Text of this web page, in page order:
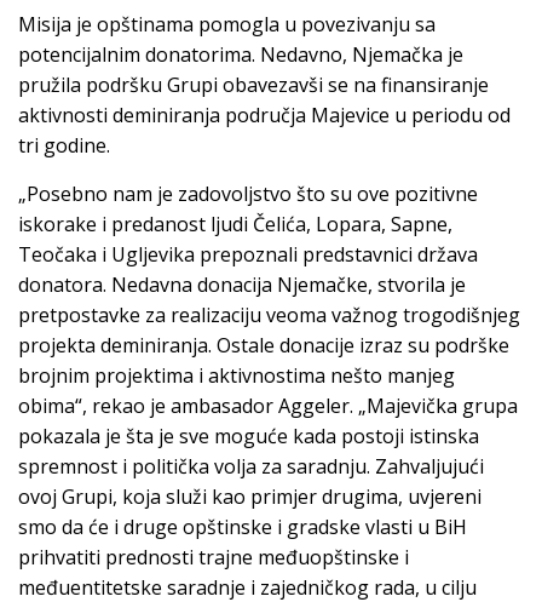
Misija je opštinama pomogla u povezivanju sa
potencijalnim donatorima. Nedavno, Njemačka je
pružila podršku Grupi obavezavši se na finansiranje
aktivnosti deminiranja područja Majevice u periodu od
tri godine.
„Posebno nam je zadovoljstvo što su ove pozitivne
iskorake i predanost ljudi Čelića, Lopara, Sapne,
Teočaka i Ugljevika prepoznali predstavnici država
donatora. Nedavna donacija Njemačke, stvorila je
pretpostavke za realizaciju veoma važnog trogodišnjeg
projekta deminiranja. Ostale donacije izraz su podrške
brojnim projektima i aktivnostima nešto manjeg
obima“, rekao je ambasador Aggeler. „Majevička grupa
pokazala je šta je sve moguće kada postoji istinska
spremnost i politička volja za saradnju. Zahvaljujući
ovoj Grupi, koja služi kao primjer drugima, uvjereni
smo da će i druge opštinske i gradske vlasti u BiH
prihvatiti prednosti trajne međuopštinske i
međuentitetske saradnje i zajedničkog rada, u cilju